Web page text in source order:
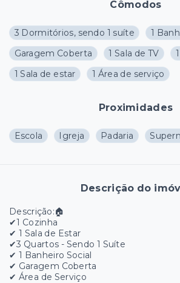
Cômodos
3 Dormitórios, sendo 1 suíte 1
Garagem Coberta
1 Sala de TV
1 Sala de estar
1 Área de serviço
Proximidades
Escola Igreja Padaria
Descrição do
Descrição:🏠
✔1 Cozinha
✔ 1 Sala de Estar
✔3 Quartos - Sendo 1 Suíte
✔ 1 Banheiro Social
✔ Garagem Coberta
✔ Área de Serviço